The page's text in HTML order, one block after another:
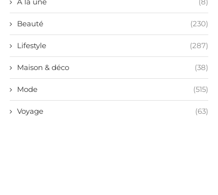
A la une (8)
Beauté (230)
Lifestyle (287)
Maison & déco (38)
Mode (515)
Voyage (63)